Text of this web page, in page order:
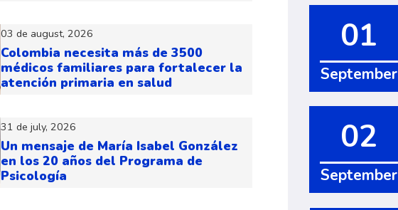
03 de august, 2026
Colombia necesita más de 3500
médicos familiares para fortalecer la
atención primaria en salud
31 de july, 2026
Un mensaje de María Isabel González
en los 20 años del Programa de
Psicología
01
September
02
September